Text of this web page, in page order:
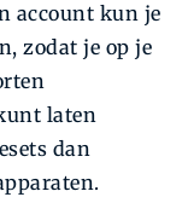
account kun je
zodat je op je
laten
dan